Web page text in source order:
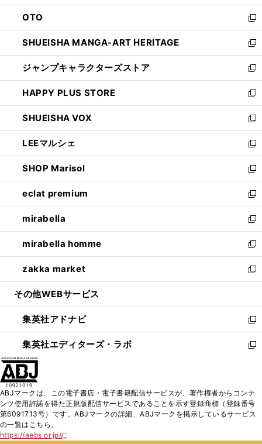
ウ
で
開
く
ン
ド
ウ
で
開
く
OTO
新
し
い
ウ
ィ
ン
ド
ウ
で
開
く
SHUEISHA MANGA-ART HERITAGE
新
し
い
ウ
ィ
ン
ド
ウ
で
開
く
ジャンプキャラクターズストア
新
し
い
ウ
ィ
ン
ド
ウ
で
開
く
HAPPY PLUS STORE
新
し
い
ウ
ィ
ン
ド
ウ
で
開
く
SHUEISHA VOX
新
し
い
ウ
ィ
ン
ド
ウ
で
開
く
LEEマルシェ
新
し
い
ウ
ィ
ン
ド
ウ
で
開
く
SHOP Marisol
新
し
い
ウ
ィ
ン
ド
ウ
で
開
eclat premium
新
し
い
ウ
ィ
ン
ド
ウ
開
く
mirabella
新
し
い
ウ
ィ
ン
ウ
で
開
く
mirabella homme
新
し
い
ウ
ン
ド
ウ
で
zakka market
新
し
ウ
ィ
ン
ド
く
その他WEBサービス
集英社アドナビ
新
し
い
ド
ウ
で
集英社エディターズ・ラボ
新
ィ
ン
ABJマークは、この電子書店・電子書籍配信サービスが、著作権者からコンテ
ンツ使用許諾を得た正規版配信サービスであることを示す登録商標（登録番号
第6091713号）です。ABJマークの詳細、ABJマークを掲示しているサービス
の一覧はこちら。
https://aebs.or.jp/
新